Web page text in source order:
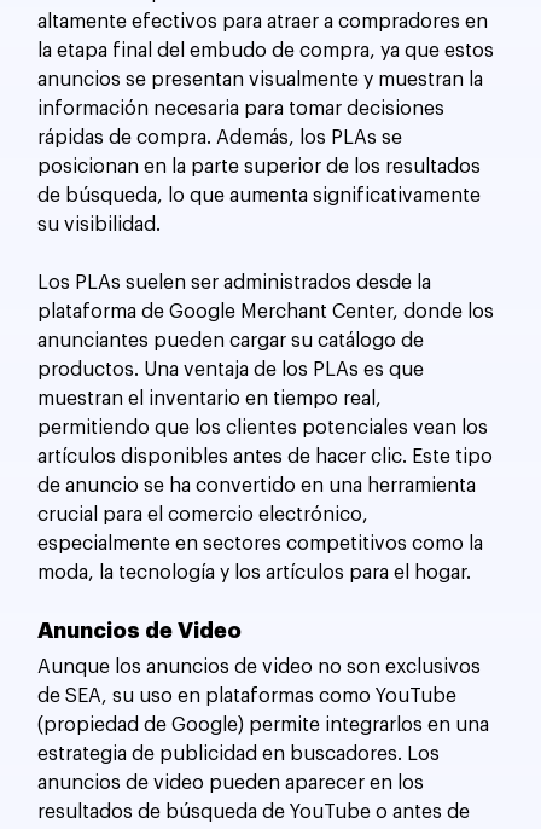
altamente efectivos para atraer a compradores en
la etapa final del embudo de compra, ya que estos
anuncios se presentan visualmente y muestran la
información necesaria para tomar decisiones
rápidas de compra. Además, los PLAs se
posicionan en la parte superior de los resultados
de búsqueda, lo que aumenta significativamente
su visibilidad.
Los PLAs suelen ser administrados desde la
plataforma de Google Merchant Center, donde los
anunciantes pueden cargar su catálogo de
productos. Una ventaja de los PLAs es que
muestran el inventario en tiempo real,
permitiendo que los clientes potenciales vean los
artículos disponibles antes de hacer clic. Este tipo
de anuncio se ha convertido en una herramienta
crucial para el comercio electrónico,
especialmente en sectores competitivos como la
moda, la tecnología y los artículos para el hogar.
Anuncios de Video
Aunque los anuncios de video no son exclusivos
de SEA, su uso en plataformas como YouTube
(propiedad de Google) permite integrarlos en una
estrategia de publicidad en buscadores. Los
anuncios de video pueden aparecer en los
resultados de búsqueda de YouTube o antes de